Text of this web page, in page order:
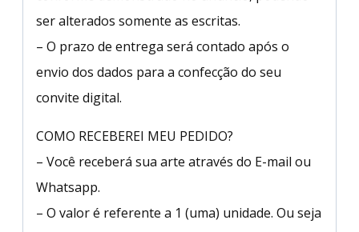
ser alterados somente as escritas.
– O prazo de entrega será contado após o
envio dos dados para a confecção do seu
convite digital.
COMO RECEBEREI MEU PEDIDO?
– Você receberá sua arte através do E-mail ou
Whatsapp.
– O valor é referente a 1 (uma) unidade. Ou seja